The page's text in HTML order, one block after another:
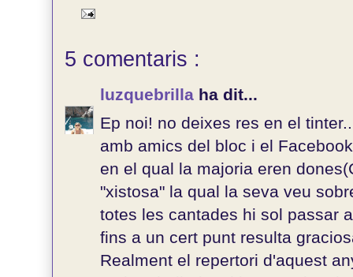
5 comentaris :
luzquebrilla ha dit...
Ep noi! no deixes res en el
amb amics del bloc i el
en el qual la majoria eren
"xistosa" la qual la seva veu
totes les cantades hi sol passar
fins a un cert punt resulta
Realment el repertori d'aquest